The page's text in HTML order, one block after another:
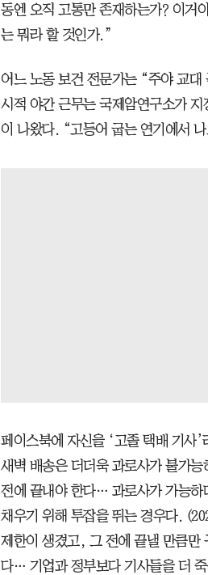
동엔 오직 고통만 존재하는가? 이거
는 뭐라 할 것인가.”
어느 노동 보건 전문가는 “주야 교
시적 야간 근무는 국제암연구소가
이 나왔다. “고등어 굽는 연기에서
페이스북에 자신을 ‘고졸 택배 기사
새벽 배송은 더더욱 과로사가 불가
전에 끝내야 한다… 과로사가 가능하
채우기 위해 투잡을 뛰는 경우다.
제한이 생겼고, 그 전에 끝낼 만큼만
다… 기업과 정부보다 기사들을 더